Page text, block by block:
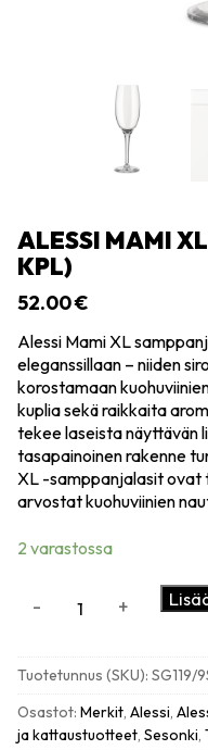
ALESSI MAMI
KPL)
52.00€
Alessi Mami XL
eleganssillaan – niiden
korostamaan
kuplia sekä raikkaita
tekee laseista näyttävän
tasapainoinen rakenne
XL -samppanjalasit ovat
arvostat kuohuviinien
2 varastossa
(4
kpl)
määrä
- +
Tuotetunnus (SKU): SG119/
Osastot: Merkit, Alessi,
ja kattaustuotteet, Sesonki,